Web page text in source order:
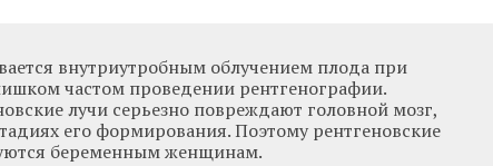
внутриутробным облучением плода при
частом проведении рентгенографии.
лучи серьезно повреждают головной мозг,
его формирования. Поэтому рентгеновские
беременным женщинам.